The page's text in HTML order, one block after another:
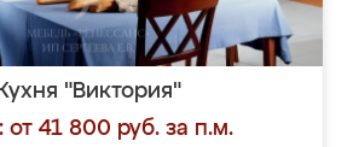
Кухня "Виктория"
от 41 800 руб. за п.м.